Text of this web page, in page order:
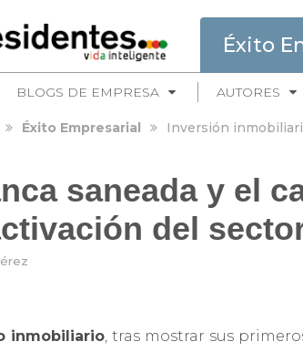
Éxito
BLOGS DE EMPRESA AUTORES
Éxito Empresarial Inversión
saneada y el
del
inmobiliario, tras mostrar sus